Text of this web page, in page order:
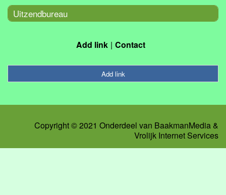
Uitzendbureau
Add link Contact
Add link
Copyright © 2021 Onderdeel van BaakmanMedia &
Vrolijk Internet Services